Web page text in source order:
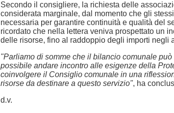
Secondo il consigliere, la richiesta delle
considerata marginale, dal momento che gli
necessaria per garantire continuità e qualità del
ricordato che nella lettera veniva prospettato un
delle risorse, fino al raddoppio degli importi negli
"Parliamo di somme che il bilancio comunale
possibile andare incontro alle esigenze della
coinvolgere il Consiglio comunale in una
risorse da destinare a questo servizio", ha
d.v.